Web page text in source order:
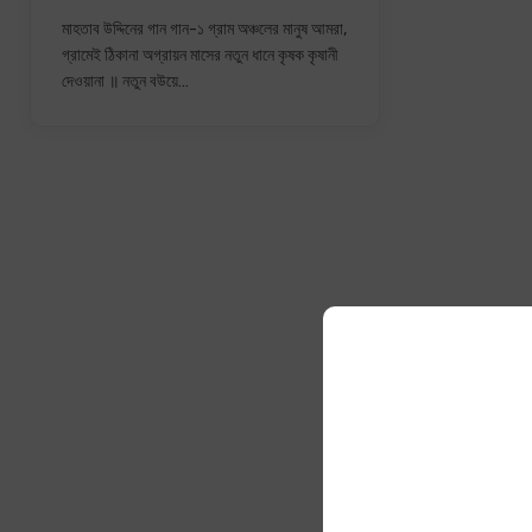
মাহতাব উদ্দিনের গান গান-১ গ্রাম অঞ্চলের মানুষ আমরা,
গ্রামেই ঠিকানা অগ্রায়ন মাসের নতুন ধানে কৃষক কৃষানী
দেওয়ানা ॥ নতুন বউয়ে…